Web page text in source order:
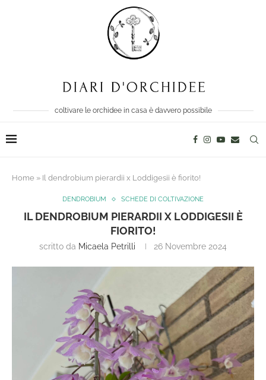
coltivare le orchidee in casa è davvero possibile
Home » Il dendrobium pierardii x Loddigesii è fiorito!
DENDROBIUM SCHEDE DI COLTIVAZIONE
IL DENDROBIUM PIERARDII X LODDIGESII È
FIORITO!
scritto da Micaela Petrilli 26 Novembre 2024